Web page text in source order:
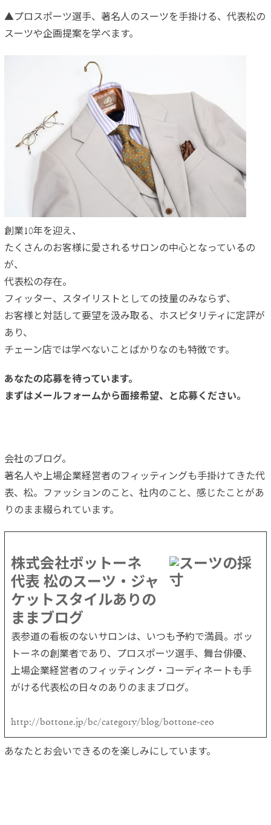
▲プロスポーツ選手、著名人のスーツを手掛ける、代表松の
スーツや企画提案を学べます。
創業10年を迎え、
たくさんのお客様に愛されるサロンの中心となっているの
が、
代表松の存在。
フィッター、スタイリストとしての技量のみならず、
お客様と対話して要望を汲み取る、ホスピタリティに定評が
あり、
チェーン店では学べないことばかりなのも特徴です。
あなたの応募を待っています。
まずはメールフォームから面接希望、と応募ください。
会社のブログ。
著名人や上場企業経営者のフィッティングも手掛けてきた代
表、松。ファッションのこと、社内のこと、感じたことがあ
りのまま綴られています。
株式会社ボットーネ
代表 松のスーツ・ジャ
ケットスタイルありの
ままブログ
表参道の看板のないサロンは、いつも予約で満員。ボッ
トーネの創業者であり、プロスポーツ選手、舞台俳優、
上場企業経営者のフィッティング・コーディネートも手
がける代表松の日々のありのままブログ。
http://bottone.jp/bc/category/blog/bottone-ceo
あなたとお会いできるのを楽しみにしています。